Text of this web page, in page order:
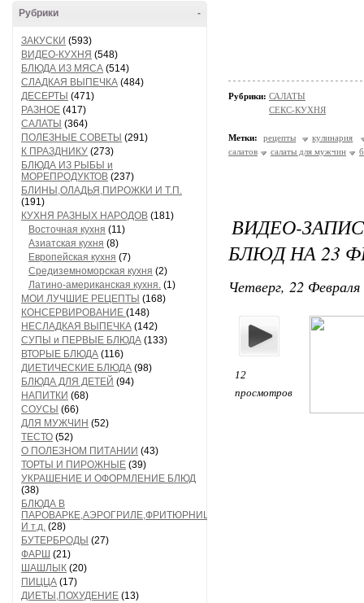
-
Рубрики
ЗАКУСКИ (593)
ВИДЕО-КУХНЯ (548)
БЛЮДА ИЗ МЯСА (514)
СЛАДКАЯ ВЫПЕЧКА (484)
ДЕСЕРТЫ (471)
РАЗНОЕ (417)
САЛАТЫ (364)
ПОЛЕЗНЫЕ СОВЕТЫ (291)
К ПРАЗДНИКУ (273)
БЛЮДА ИЗ РЫБЫ и
МОРЕПРОДУКТОВ (237)
БЛИНЫ,ОЛАДЬЯ,ПИРОЖКИ И Т.П.
(191)
КУХНЯ РАЗНЫХ НАРОДОВ (181)
Восточная кухня (11)
Азиатская кухня (8)
Европейская кухня (7)
Средиземноморская кухня (2)
Латино-американская кухня. (1)
МОИ ЛУЧШИЕ РЕЦЕПТЫ (168)
КОНСЕРВИРОВАНИЕ (148)
НЕСЛАДКАЯ ВЫПЕЧКА (142)
СУПЫ и ПЕРВЫЕ БЛЮДА (133)
ВТОРЫЕ БЛЮДА (116)
ДИЕТИЧЕСКИЕ БЛЮДА (98)
БЛЮДА ДЛЯ ДЕТЕЙ (94)
НАПИТКИ (68)
СОУСЫ (66)
ДЛЯ МУЖЧИН (52)
ТЕСТО (52)
О ПОЛЕЗНОМ ПИТАНИИ (43)
ТОРТЫ И ПИРОЖНЫЕ (39)
УКРАШЕНИЕ И ОФОРМЛЕНИЕ БЛЮД
(38)
БЛЮДА В
ПАРОВАРКЕ,АЭРОГРИЛЕ,ФРИТЮРНИЦЕ
И т.д. (28)
БУТЕРБРОДЫ (27)
ФАРШ (21)
ШАШЛЫК (20)
ПИЦЦА (17)
ДИЕТЫ,ПОХУДЕНИЕ (13)
Рубрики: САЛАТЫ
СЕКС-КУХНЯ
Метки: рецепты
кулинария
салатов
салаты для мужчин
ВИДЕО-
БЛЮД НА 23
Четверг, 22
12
просмотров